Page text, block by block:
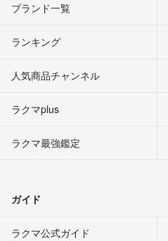
ブランド一覧
ランキング
人気商品チャンネル
ラクマplus
ラクマ最強鑑定
ガイド
ラクマ公式ガイド